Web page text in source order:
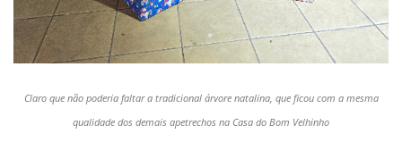
Claro que não poderia faltar a tradicional árvore natalina, que ficou com a mesma
qualidade dos demais apetrechos na Casa do Bom Velhinho